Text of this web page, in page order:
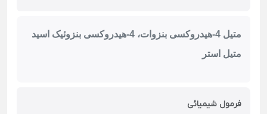
متیل 4-هیدروکسی بنزوات، 4-هیدروکسی بنزوئیک اسید
متیل استر
فرمول شیمیائی